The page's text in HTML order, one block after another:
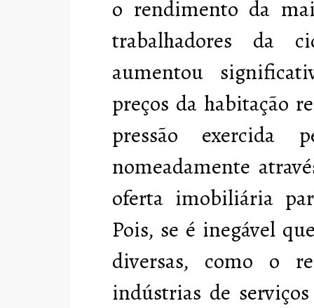
o rendimento da
trabalhadores da
aumentou
preços da habitação
pressão exercida
nomeadamente
oferta imobiliária
Pois, se é inegável
diversas, como o
indústrias de